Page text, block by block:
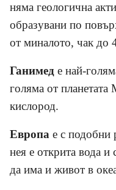
няма геологична
образувани по
от миналото, чак до
Ганимед е най-
голяма от
кислород.
Европа е с подобни
нея е открита вода и
да има и живот в